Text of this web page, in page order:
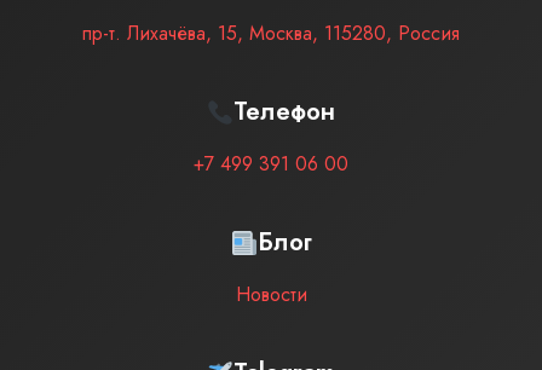
пр-т. Лихачёва, 15, Москва, 115280, Россия
Телефон
+7 499 391 06 00
Блог
Новости